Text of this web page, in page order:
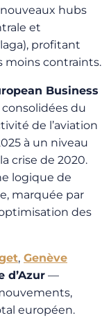
hubs
et
profitant
moins contraints.
Business
du
de l’aviation
à un niveau
crise de 2020.
logique de
marquée par
des
, Genève
d’Azur —
européen.